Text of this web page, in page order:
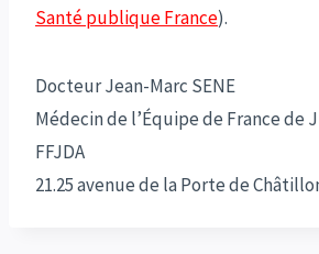
Santé publique France).
Docteur Jean-Marc SENE
Médecin de l’Équipe de France de
FFJDA
21.25 avenue de la Porte de